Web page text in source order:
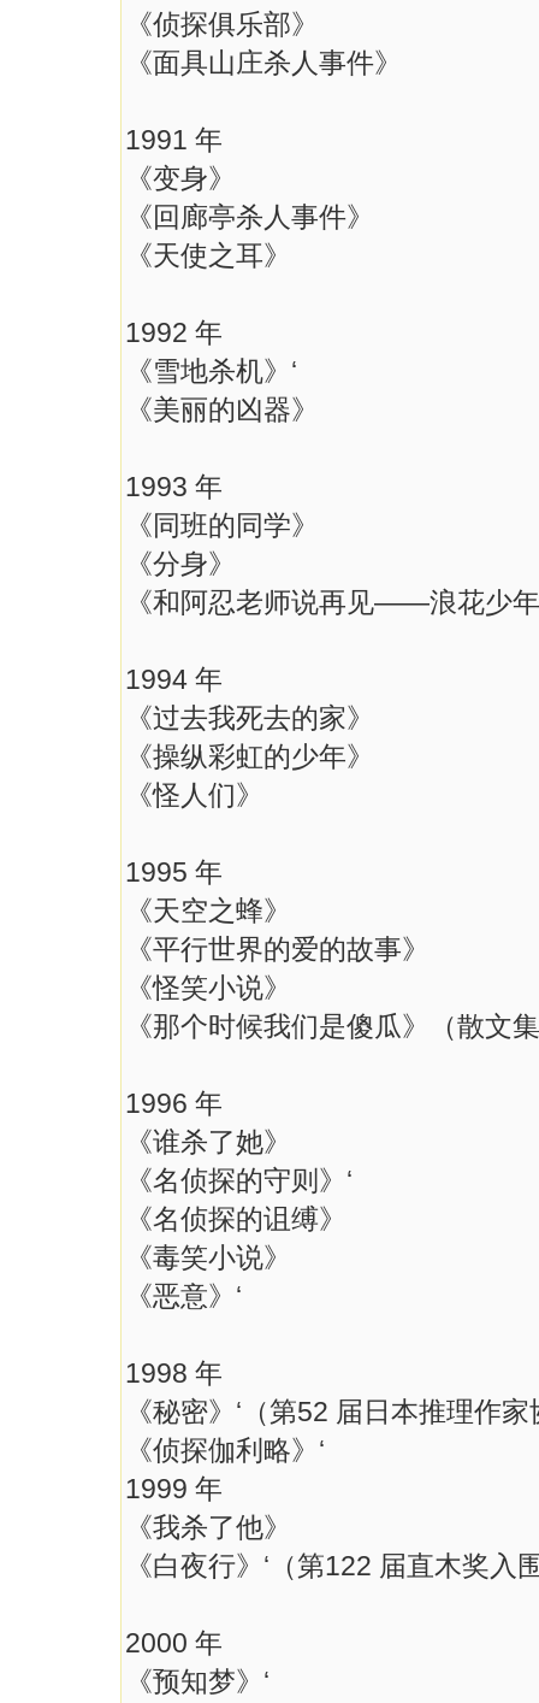
《侦探俱乐部》
《面具山庄杀人事件》
1991 年
《变身》
《回廊亭杀人事件》
《天使之耳》
1992 年
《雪地杀机》‘
《美丽的凶器》
1993 年
《同班的同学》
《分身》
《和阿忍老师说再见——浪花少
1994 年
《过去我死去的家》
《操纵彩虹的少年》
《怪人们》
1995 年
《天空之蜂》
《平行世界的爱的故事》
《怪笑小说》
《那个时候我们是傻瓜》（散文
1996 年
《谁杀了她》
《名侦探的守则》‘
《名侦探的诅缚》
《毒笑小说》
《恶意》‘
1998 年
《秘密》‘（第52 届日本推理作
《侦探伽利略》‘
1999 年
《我杀了他》
《白夜行》‘（第122 届直木奖入
2000 年
《预知梦》‘